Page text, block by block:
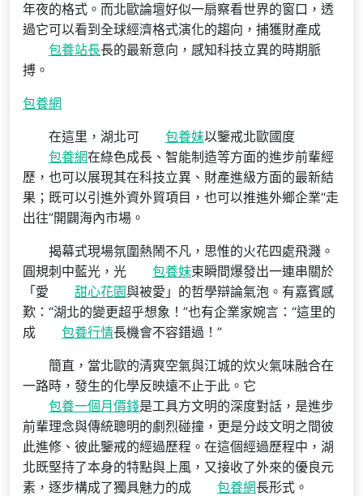
年夜的格式。而北歐論壇好似一扇察看世界的窗口，透
過它可以看到全球經濟格式演化的趨向，捕獲財產成
包養站長長的最新意向，感知科技立異的時期脈
搏。
包養網
在這里，湖北可 包養妹以鑒戒北歐國度
包養網在綠色成長、智能制造等方面的進步前輩經
歷，也可以展現其在科技立異、財產進級方面的最新結
果；既可以引進外資外貿項目，也可以推進外鄉企業“走
出往”開闢海內市場。
揭幕式現場氛圍熱鬧不凡，思惟的火花四處飛濺。
圓規刺中藍光，光
包養妹束瞬間爆發出一連串關於
「愛
甜心花園與被愛」的哲學辯論氣泡。有嘉賓感
歎：“湖北的變更超乎想象！”也有企業家婉言：“這里的
成
包養行情長機會不容錯過！”
簡直，當北歐的清爽空氣與江城的炊火氣味融合在
一路時，發生的化學反映遠不止于此。它
包養一個月價錢是工具方文明的深度對話，是進步
前輩理念與傳統聰明的劇烈碰撞，更是分歧文明之間彼
此進修、彼此鑒戒的經過歷程。在這個經過歷程中，湖
北既堅持了本身的特點與上風，又接收了外來的優良元
素，逐步構成了獨具魅力的成
包養網長形式。